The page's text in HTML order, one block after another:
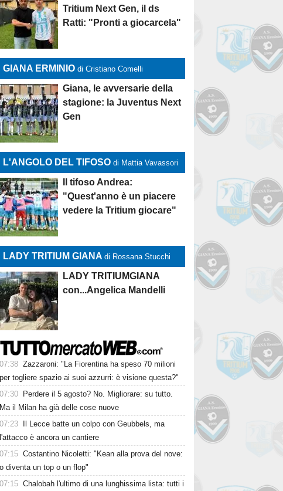
Tritium Next Gen, il ds
Ratti: "Pronti a giocarcela"
GIANA ERMINIO di Cristiano Comelli
Giana, le avversarie della
stagione: la Juventus Next
Gen
L'ANGOLO DEL TIFOSO di Mattia Vavassori
Il tifoso Andrea:
"Quest'anno è un piacere
vedere la Tritium giocare"
LADY TRITIUM GIANA di Rossana Stucchi
LADY TRITIUMGIANA
con...Angelica Mandelli
07:38 Zazzaroni: "La Fiorentina ha speso 70 milioni
per togliere spazio ai suoi azzurri: è visione questa?"
07:30
Perdere il 5 agosto? No. Migliorare: su tutto.
Ma il Milan ha già delle cose nuove
07:23
Il Lecce batte un colpo con Geubbels, ma
l'attacco è ancora un cantiere
07:15 Costantino Nicoletti: "Kean alla prova del nove:
o diventa un top o un flop"
07:15 Chalobah l'ultimo di una lunghissima lista: tutti i